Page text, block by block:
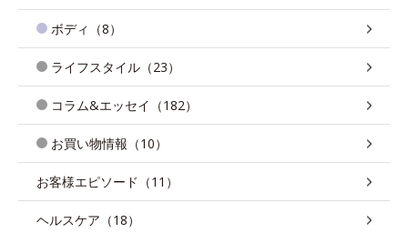
ボディ（8）
ライフスタイル（23）
コラム&エッセイ（182）
お買い物情報（10）
お客様エピソード（11）
ヘルスケア（18）